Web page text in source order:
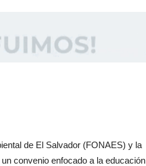
de El Salvador (FONAES) y la
convenio enfocado a la educación